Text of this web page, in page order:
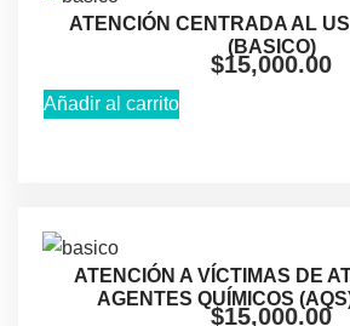
ATENCIÓN CENTRADA AL
(BASICO)
$15,000.00
Añadir al carrito
ATENCIÓN A VÍCTIMAS DE
AGENTES QUÍMICOS
$15,000.00